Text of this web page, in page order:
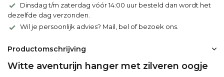
Dinsdag t/m zaterdag vóór 14:00 uur besteld dan wordt het
dezelfde dag verzonden.
Wil je persoonlijk advies? Mail, bel of bezoek ons.
Productomschrijving
Witte aventurijn hanger met zilveren oogje